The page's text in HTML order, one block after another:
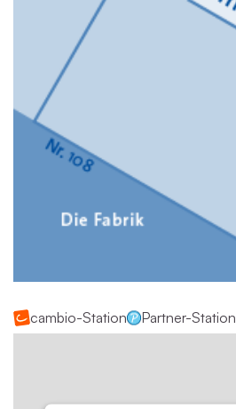
cambio-Station Partner-Station